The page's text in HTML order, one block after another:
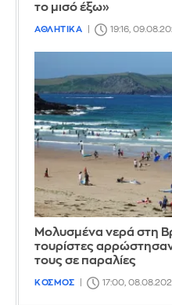
το μισό έξω»
ΑΘΛΗΤΙΚΑ 19:16,
Μολυσμένα νερά στη
τουρίστες
τους σε παραλίες
ΚΟΣΜΟΣ 17:00,